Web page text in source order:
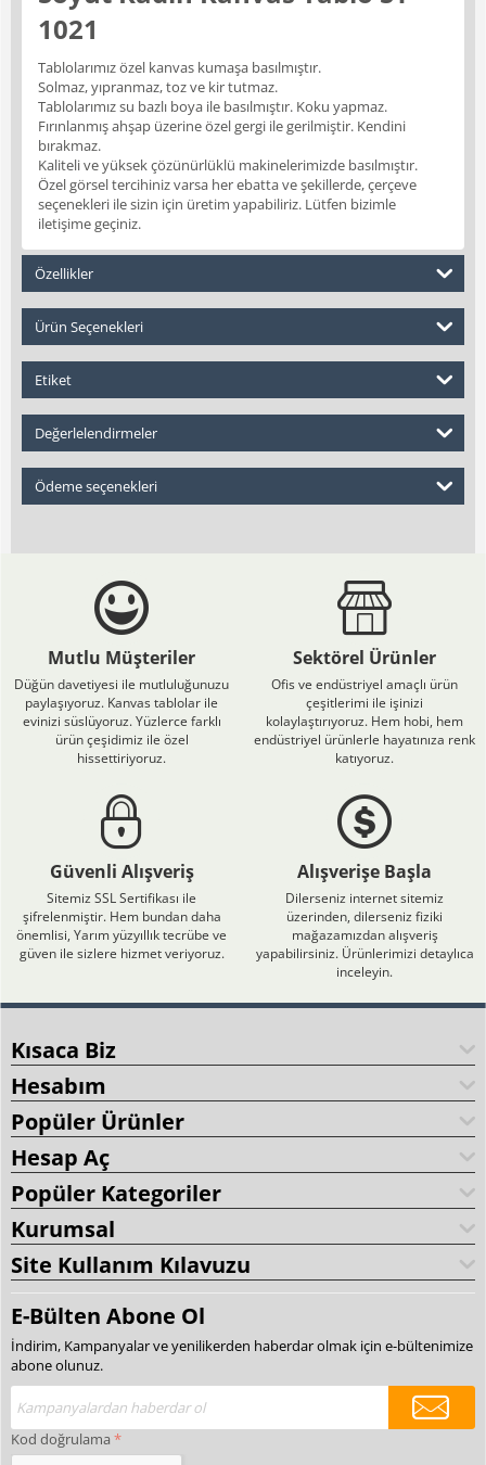
1021
Tablolarımız özel kanvas kumaşa basılmıştır.
Solmaz, yıpranmaz, toz ve kir tutmaz.
Tablolarımız su bazlı boya ile basılmıştır. Koku yapmaz.
Fırınlanmış ahşap üzerine özel gergi ile gerilmiştir. Kendini
bırakmaz.
Kaliteli ve yüksek çözünürlüklü makinelerimizde basılmıştır.
Özel görsel tercihiniz varsa her ebatta ve şekillerde, çerçeve
seçenekleri ile sizin için üretim yapabiliriz. Lütfen bizimle
iletişime geçiniz.
Özellikler
Ürün Seçenekleri
Etiket
Değerlelendirmeler
Ödeme seçenekleri
Mutlu Müşteriler
Düğün davetiyesi ile mutluluğunuzu
paylaşıyoruz. Kanvas tablolar ile
evinizi süslüyoruz. Yüzlerce farklı
ürün çeşidimiz ile özel
hissettiriyoruz.
Sektörel Ürünler
Ofis ve endüstriyel amaçlı ürün
çeşitlerimi ile işinizi
kolaylaştırıyoruz. Hem hobi, hem
endüstriyel ürünlerle hayatınıza renk
katıyoruz.
Güvenli Alışveriş
Sitemiz SSL Sertifikası ile
şifrelenmiştir. Hem bundan daha
önemlisi, Yarım yüzyıllık tecrübe ve
güven ile sizlere hizmet veriyoruz.
Alışverişe Başla
Dilerseniz internet sitemiz
üzerinden, dilerseniz fiziki
mağazamızdan alışveriş
yapabilirsiniz. Ürünlerimizi detaylıca
inceleyin.
Kısaca Biz
Hesabım
Popüler Ürünler
Hesap Aç
Popüler Kategoriler
Kurumsal
Site Kullanım Kılavuzu
E-Bülten Abone Ol
İndirim, Kampanyalar ve yenilikerden haberdar olmak için e-bültenimize
abone olunuz.
Kod doğrulama